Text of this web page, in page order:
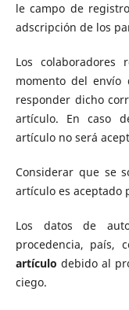
le campo de
adscripción de los
Los
momento del envío
responder dicho
artículo. En caso
artículo no será
Considerar que se
artículo es aceptado
Los datos de
procedencia, país,
artículo debido al
ciego.